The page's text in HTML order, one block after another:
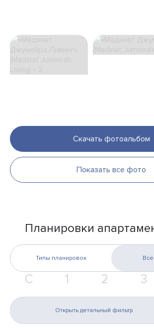
Скачать фотоальбом
Показать все фото
Планировки
Типы планировок
С 1 2 3
Открыть детальный фильтр